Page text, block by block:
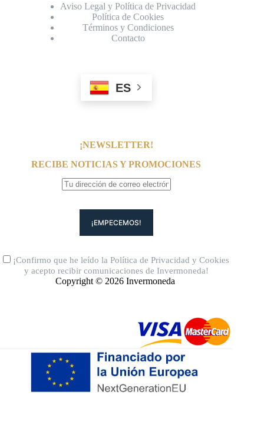
Aviso Legal y Política de Privacidad
Política de Cookies
Términos y Condiciones
Contacto
ES
¡NEWSLETTER!
RECIBE NOTICIAS Y PROMOCIONES
¡Confirmo que he leído laPolítica de Privacidad yCookies
y acepto recibir comunicaciones de Invermoneda!
Copyright © 2026 Invermoneda